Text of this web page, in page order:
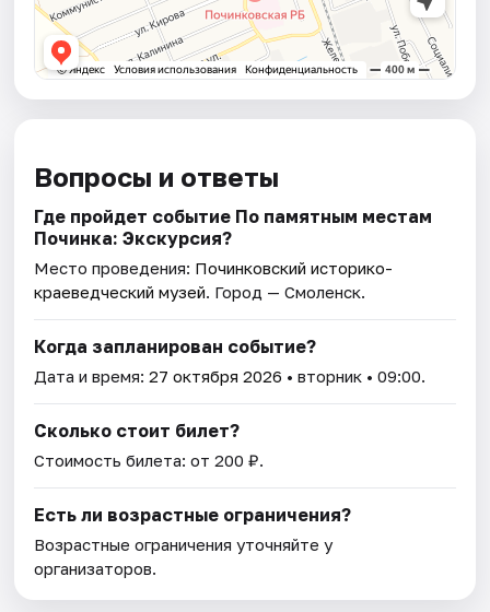
Вопросы и ответы
Где пройдет событие По памятным местам
Починка: Экскурсия?
Место проведения: Починковский историко-
краеведческий музей. Город — Смоленск.
Когда запланирован событие?
Дата и время:27 октября 2026 • вторник • 09:00.
Сколько стоит билет?
Стоимость билета: от 200 ₽.
Есть ли возрастные ограничения?
Возрастные ограничения уточняйте у
организаторов.